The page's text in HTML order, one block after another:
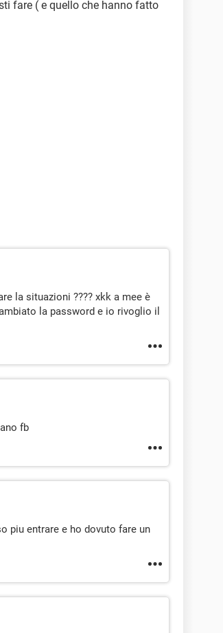
fare ( e quello che hanno fatto
la situazioni ???? xkk a mee è
la password e io rivoglio il
fb
piu entrare e ho dovuto fare un